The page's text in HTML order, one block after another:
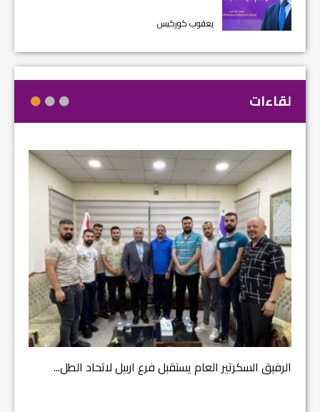
يعقوب كوركيس
لقاءات
الرفيق السكرتير العام يستقبل فرع اربيل لاتحاد الطل...